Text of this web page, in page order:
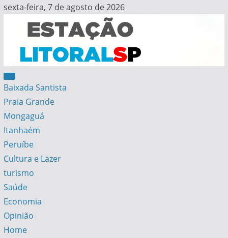
Skip
content
sexta-feira, 7 de agosto de 2026
Estação Litoral SP
Notícias da Baixada Santista
Baixada Santista
Praia Grande
Mongaguá
Itanhaém
Peruíbe
Cultura e Lazer
turismo
Saúde
Economia
Opinião
Home